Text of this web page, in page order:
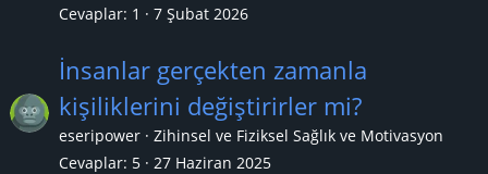
Cevaplar 1 7 Şubat 2026
İnsanlar gerçekten zamanla
kişiliklerini değiştirirler mi?
eseripower
Zihinsel ve Fiziksel Sağlık ve Motivasyon
Cevaplar 5 27 Haziran 2025